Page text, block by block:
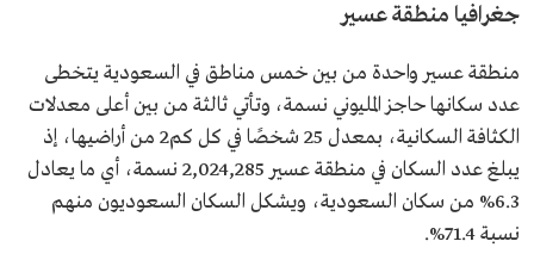
جغرافيا منطقة عسير
منطقة عسير واحدة من بين خمس مناطق في السعودية يتخطى
عدد سكانها حاجز المليوني نسمة، وتأتي ثالثة من بين أعلى معدلات
الكثافة السكانية، بمعدل 25 شخصًا في كل كم2 من أراضيها، إذ
يبلغ عدد السكان في منطقة عسير 2,024,285 نسمة، أي ما يعادل
6.3% من سكان السعودية، ويشكل السكان السعوديون منهم
نسبة 71.4%.